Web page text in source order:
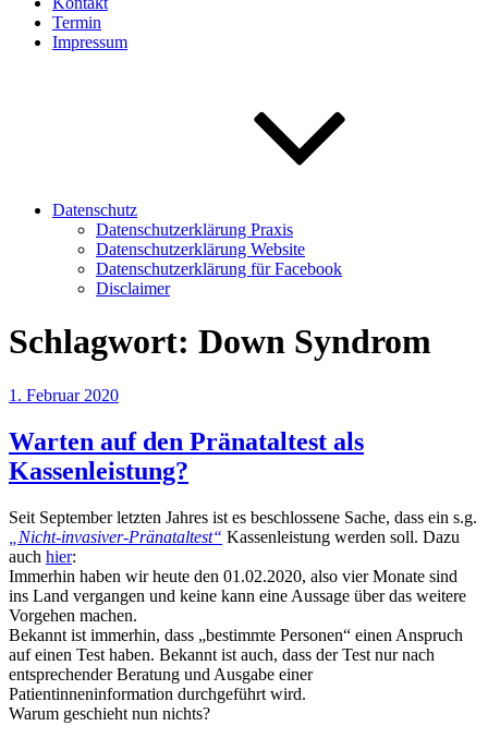
Termin
Impressum
Datenschutz
Datenschutzerklärung Praxis
Datenschutzerklärung Website
Datenschutzerklärung für Facebook
Disclaimer
Schlagwort: Down Syndrom
Veröffentlicht
1. Februar 2020
Warten auf den Pränataltest als
Kassenleistung?
Seit September letzten Jahres ist es beschlossene Sache, dass ein s.g.
„Nicht-invasiver-Pränataltest“ Kassenleistung werden soll. Dazu
auch hier:
Immerhin haben wir heute den 01.02.2020, also vier Monate sind
ins Land vergangen und keine kann eine Aussage über das weitere
Vorgehen machen.
Bekannt ist immerhin, dass „bestimmte Personen“ einen Anspruch
auf einen Test haben. Bekannt ist auch, dass der Test nur nach
entsprechender Beratung und Ausgabe einer
Patientinneninformation durchgeführt wird.
Warum geschieht nun nichts?